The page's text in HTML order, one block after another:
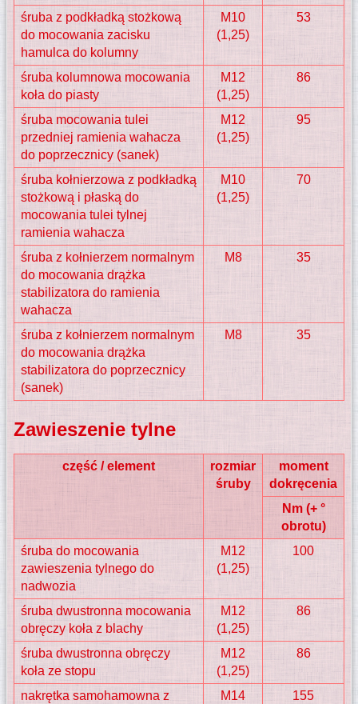
śruba z podkładką stożkową
do mocowania zacisku
hamulca do kolumny
M10
(1,25)
53
śruba kolumnowa mocowania
koła do piasty
M12
(1,25)
86
śruba mocowania tulei
przedniej ramienia wahacza
do poprzecznicy (sanek)
M12
(1,25)
95
śruba kołnierzowa z podkładką
stożkową i płaską do
mocowania tulei tylnej
ramienia wahacza
M10
(1,25)
70
śruba z kołnierzem normalnym
do mocowania drążka
stabilizatora do ramienia
wahacza
M8 35
śruba z kołnierzem normalnym
do mocowania drążka
stabilizatora do poprzecznicy
(sanek)
M8 35
Zawieszenie tylne
część / element
rozmiar
śruby
moment
dokręcenia
Nm (+ °
obrotu)
śruba do mocowania
zawieszenia tylnego do
nadwozia
M12
(1,25)
100
śruba dwustronna mocowania
obręczy koła z blachy
M12
(1,25)
86
śruba dwustronna obręczy
koła ze stopu
M12
(1,25)
86
nakrętka samohamowna z
M14
155